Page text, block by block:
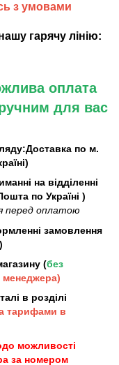
з умовами
гарячу лінію:
оплата
для вас
по м.
на відділенні
по Україні )
перед оплатою
замовлення
)
(без
менеджера)
в розділі
тарифами в
можливості
за номером